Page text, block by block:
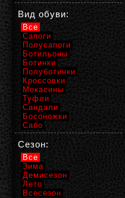
Вид обуви:
Все
Сапоги
Полусапоги
Ботильоны
Ботинки
Полуботинки
Кроссовки
Мокасины
Туфли
Сандали
Босоножки
Сабо
Сезон:
Все
Зима
Демисезон
Лето
Всесезон